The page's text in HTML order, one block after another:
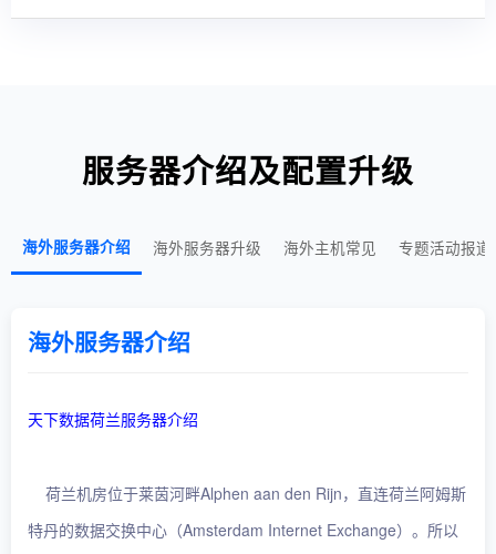
服务器介绍及配置升级
海外服务器介绍 海外服务器升级 海外主机常见 专题活动报道
海外服务器介绍
天下数据荷兰服务器介绍
荷兰机房位于莱茵河畔Alphen aan den Rijn，直连荷兰阿姆斯
特丹的数据交换中心（Amsterdam Internet Exchange）。所以